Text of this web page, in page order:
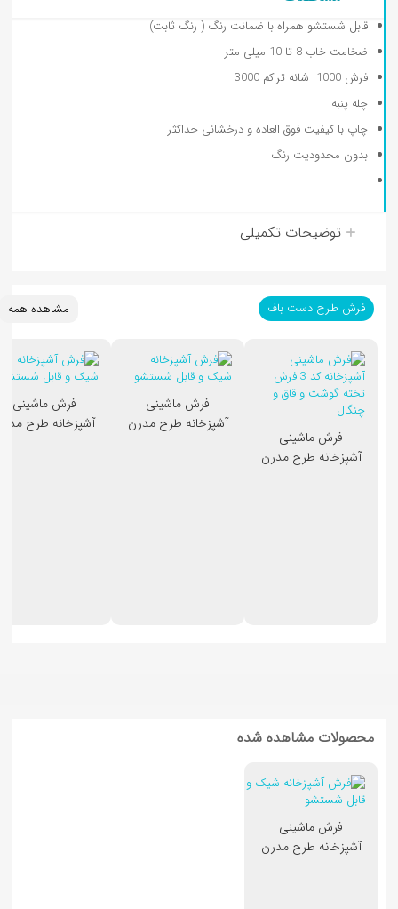
قابل شستشو همراه با ضمانت رنگ ( رنگ ثابت)
ضخامت خاب 8 تا 10 میلی متر
فرش 1000 شانه تراکم 3000
چله پنبه
چاپ با کیفیت فوق العاده و درخشانی حداکثر
بدون محدودیت رنگ
توضیحات تکمیلی
فرش طرح دست باف مشاهده همه
فرش ماشینی
آشپزخانه طرح مدرن
فرش ماشینی
آشپزخانه طرح مدرن
فرش ماشینی
آشپزخانه طرح
محصولات مشاهده شده
فرش ماشینی
آشپزخانه طرح مدرن
کوسن کودک